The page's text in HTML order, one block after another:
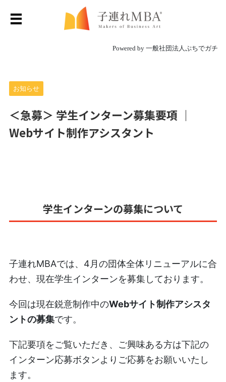
Powered by 一般社団法人ぷちでガチ
お知らせ
＜急募＞ 学生インターン募集要項 ｜
Webサイト制作アシスタント
学生インターンの募集について
子連れMBAでは、4月の団体全体リニューアルに合
わせ、現在学生インターンを募集しております。
今回は現在鋭意制作中のWebサイト制作アシスタ
ントの募集です。
下記要項をご覧いただき、ご興味ある方は下記の
インターン応募ボタンよりご応募をお願いいたし
ます。